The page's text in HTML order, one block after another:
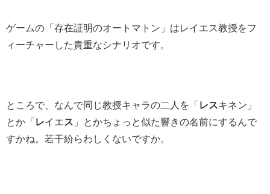
ゲームの「存在証明のオートマトン」はレイエス教授をフ
ィーチャーした貴重なシナリオです。
ところで、なんで同じ教授キャラの二人を「 レスキネン」
とか「 レイエス 」とかちょっと似た響きの名前にするんで
すかね。若干紛らわしくないですか。